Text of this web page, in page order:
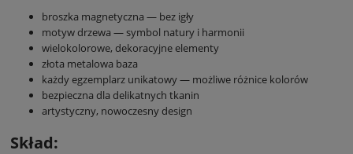
broszka magnetyczna — bez igły
motyw drzewa — symbol natury i harmonii
wielokolorowe, dekoracyjne elementy
złota metalowa baza
każdy egzemplarz unikatowy — możliwe różnice kolorów
bezpieczna dla delikatnych tkanin
artystyczny, nowoczesny design
Skład: